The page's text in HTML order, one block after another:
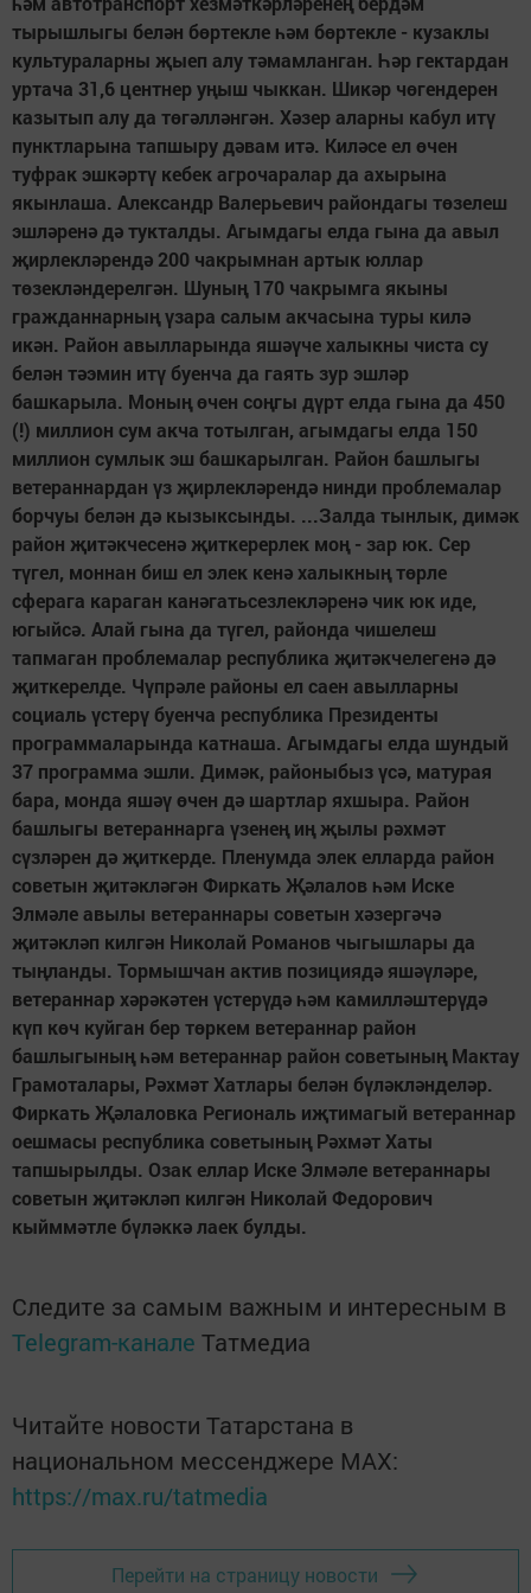
тырышлыгы белән бөртекле һәм бөртекле - кузаклы
культураларны җыеп алу тәмамланган. Һәр гектардан
уртача 31,6 центнер уңыш чыккан. Шикәр чөгендерен
казытып алу да төгәлләнгән. Хәзер аларны кабул итү
пунктларына тапшыру дәвам итә. Киләсе ел өчен
туфрак эшкәртү кебек агрочаралар да ахырына
якынлаша. Александр Валерьевич райондагы төзелеш
эшләренә дә тукталды. Агымдагы елда гына да авыл
җирлекләрендә 200 чакрымнан артык юллар
төзекләндерелгән. Шуның 170 чакрымга якыны
гражданнарның үзара салым акчасына туры килә
икән. Район авылларында яшәүче халыкны чиста су
белән тәэмин итү буенча да гаять зур эшләр
башкарыла. Моның өчен соңгы дүрт елда гына да 450
(!) миллион сум акча тотылган, агымдагы елда 150
миллион сумлык эш башкарылган. Район башлыгы
ветераннардан үз җирлекләрендә нинди проблемалар
борчуы белән дә кызыксынды. ...Залда тынлык, димәк
район җитәкчесенә җиткерерлек моң - зар юк. Сер
түгел, моннан биш ел элек кенә халыкның төрле
сферага караган канәгатьсезлекләренә чик юк иде,
югыйсә. Алай гына да түгел, районда чишелеш
тапмаган проблемалар республика җитәкчелегенә дә
җиткерелде. Чүпрәле районы ел саен авылларны
социаль үстерү буенча республика Президенты
программаларында катнаша. Агымдагы елда шундый
37 программа эшли. Димәк, районыбыз үсә, матурая
бара, монда яшәү өчен дә шартлар яхшыра. Район
башлыгы ветераннарга үзенең иң җылы рәхмәт
сүзләрен дә җиткерде. Пленумда элек елларда район
советын җитәкләгән Фиркать Җәлалов һәм Иске
Элмәле авылы ветераннары советын хәзергәчә
җитәкләп килгән Николай Романов чыгышлары да
тыңланды. Тормышчан актив позициядә яшәүләре,
ветераннар хәрәкәтен үстерүдә һәм камилләштерүдә
күп көч куйган бер төркем ветераннар район
башлыгының һәм ветераннар район советының Мактау
Грамоталары, Рәхмәт Хатлары белән бүләкләнделәр.
Фиркать Җәлаловка Региональ иҗтимагый ветераннар
оешмасы республика советының Рәхмәт Хаты
тапшырылды. Озак еллар Иске Элмәле ветераннары
советын җитәкләп килгән Николай Федорович
кыйммәтле бүләккә лаек булды.
Следите за самым важным и интересным в
Telegram-канале Татмедиа
Читайте новости Татарстана в
национальном мессенджере MАХ:
https://max.ru/tatmedia
Перейти на страницу новости